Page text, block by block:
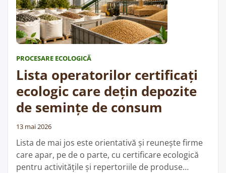
PROCESARE ECOLOGICĂ
Lista operatorilor certificați
ecologic care dețin depozite
de semințe de consum
13 mai 2026
Lista de mai jos este orientativă și reunește firme
care apar, pe de o parte, cu certificare ecologică
pentru activitățile și repertoriile de produse